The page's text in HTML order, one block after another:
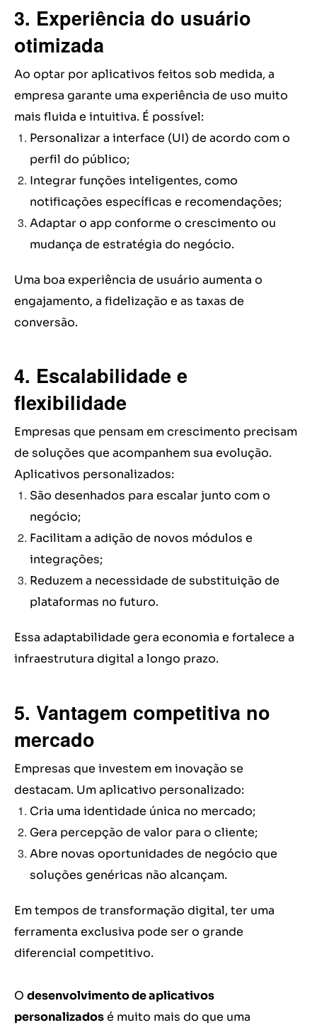
3. Experiência do usuário
otimizada
Ao optar por aplicativos feitos sob medida, a
empresa garante uma experiência de uso muito
mais fluida e intuitiva. É possível:
Personalizar a interface (UI) de acordo com o
perfil do público;
Integrar funções inteligentes, como
notificações específicas e recomendações;
Adaptar o app conforme o crescimento ou
mudança de estratégia do negócio.
Uma boa experiência de usuário aumenta o
engajamento, a fidelização e as taxas de
conversão.
4. Escalabilidade e
flexibilidade
Empresas que pensam em crescimento precisam
de soluções que acompanhem sua evolução.
Aplicativos personalizados:
São desenhados para escalar junto com o
negócio;
Facilitam a adição de novos módulos e
integrações;
Reduzem a necessidade de substituição de
plataformas no futuro.
Essa adaptabilidade gera economia e fortalece a
infraestrutura digital a longo prazo.
5. Vantagem competitiva no
mercado
Empresas que investem em inovação se
destacam. Um aplicativo personalizado:
Cria uma identidade única no mercado;
Gera percepção de valor para o cliente;
Abre novas oportunidades de negócio que
soluções genéricas não alcançam.
Em tempos de transformação digital, ter uma
ferramenta exclusiva pode ser o grande
diferencial competitivo.
O desenvolvimento de aplicativos
personalizadosé muito mais do que uma